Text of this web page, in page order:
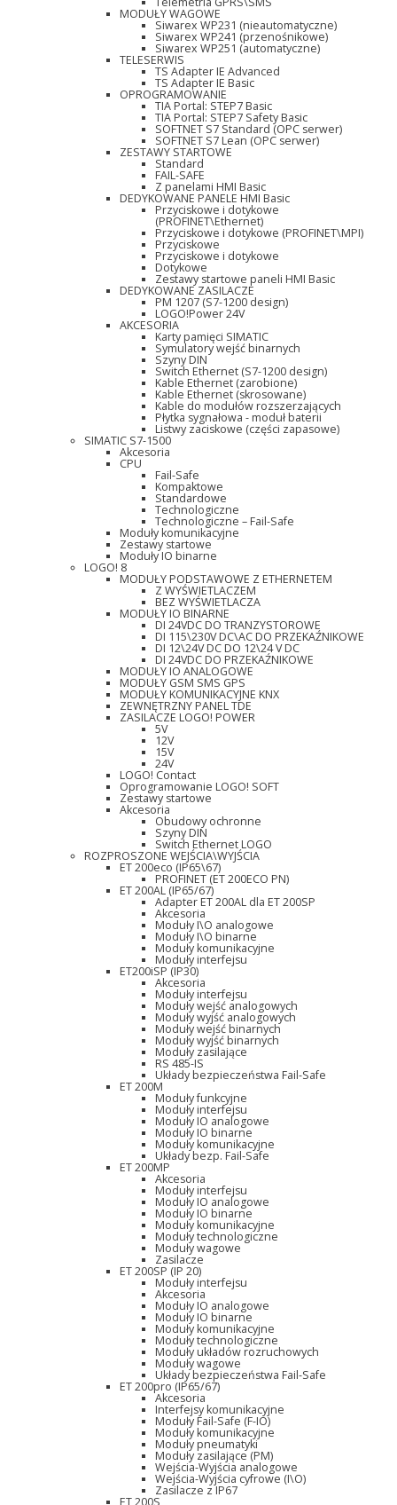
MODUŁY WAGOWE
Siwarex WP231 (nieautomatyczne)
Siwarex WP241 (przenośnikowe)
Siwarex WP251 (automatyczne)
TELESERWIS
TS Adapter IE Advanced
TS Adapter IE Basic
OPROGRAMOWANIE
TIA Portal: STEP7 Basic
TIA Portal: STEP7 Safety Basic
SOFTNET S7 Standard (OPC serwer)
SOFTNET S7 Lean (OPC serwer)
ZESTAWY STARTOWE
Standard
FAIL-SAFE
Z panelami HMI Basic
DEDYKOWANE PANELE HMI Basic
Przyciskowe i dotykowe
(PROFINET\Ethernet)
Przyciskowe i dotykowe (PROFINET\MPI)
Przyciskowe
Przyciskowe i dotykowe
Dotykowe
Zestawy startowe paneli HMI Basic
DEDYKOWANE ZASILACZE
PM 1207 (S7-1200 design)
LOGO!Power 24V
AKCESORIA
Karty pamięci SIMATIC
Symulatory wejść binarnych
Szyny DIN
Switch Ethernet (S7-1200 design)
Kable Ethernet (zarobione)
Kable Ethernet (skrosowane)
Kable do modułów rozszerzających
Płytka sygnałowa - moduł baterii
Listwy zaciskowe (części zapasowe)
SIMATIC S7-1500
Akcesoria
CPU
Fail-Safe
Kompaktowe
Standardowe
Technologiczne
Technologiczne – Fail-Safe
Moduły komunikacyjne
Zestawy startowe
Moduły IO binarne
LOGO! 8
MODUŁY PODSTAWOWE Z ETHERNETEM
Z WYŚWIETLACZEM
BEZ WYŚWIETLACZA
MODUŁY IO BINARNE
DI 24VDC DO TRANZYSTOROWE
DI 115\230V DC\AC DO PRZEKAŹNIKOWE
DI 12\24V DC DO 12\24 V DC
DI 24VDC DO PRZEKAŹNIKOWE
MODUŁY IO ANALOGOWE
MODUŁY GSM SMS GPS
MODUŁY KOMUNIKACYJNE KNX
ZEWNĘTRZNY PANEL TDE
ZASILACZE LOGO! POWER
5V
12V
15V
24V
LOGO! Contact
Oprogramowanie LOGO! SOFT
Zestawy startowe
Akcesoria
Obudowy ochronne
Szyny DIN
Switch Ethernet LOGO
ROZPROSZONE WEJŚCIA\WYJŚCIA
ET 200eco (IP65\67)
PROFINET (ET 200ECO PN)
ET 200AL (IP65/67)
Adapter ET 200AL dla ET 200SP
Akcesoria
Moduły I\O analogowe
Moduły I\O binarne
Moduły komunikacyjne
Moduły interfejsu
ET200iSP (IP30)
Akcesoria
Moduły interfejsu
Moduły wejść analogowych
Moduły wyjść analogowych
Moduły wejść binarnych
Moduły wyjść binarnych
Moduły zasilające
RS 485-IS
Układy bezpieczeństwa Fail-Safe
ET 200M
Moduły funkcyjne
Moduły interfejsu
Moduły IO analogowe
Moduły IO binarne
Moduły komunikacyjne
Układy bezp. Fail-Safe
ET 200MP
Akcesoria
Moduły interfejsu
Moduły IO analogowe
Moduły IO binarne
Moduły komunikacyjne
Moduły technologiczne
Moduły wagowe
Zasilacze
ET 200SP (IP 20)
Moduły interfejsu
Akcesoria
Moduły IO analogowe
Moduły IO binarne
Moduły komunikacyjne
Moduły technologiczne
Moduły układów rozruchowych
Moduły wagowe
Układy bezpieczeństwa Fail-Safe
ET 200pro (IP65/67)
Akcesoria
Interfejsy komunikacyjne
Moduły Fail-Safe (F-IO)
Moduły komunikacyjne
Moduły pneumatyki
Moduły zasilające (PM)
Wejścia-Wyjścia analogowe
Wejścia-Wyjścia cyfrowe (I\O)
Zasilacze z IP67